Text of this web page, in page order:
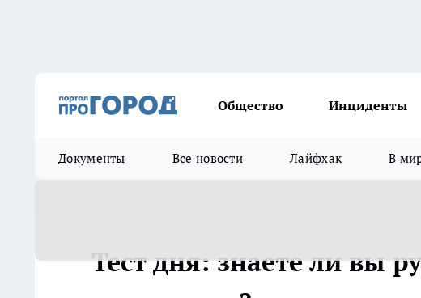
Общество Инциденты
Документы Все новости Лайфхак В
Тест дня: знаете ли вы